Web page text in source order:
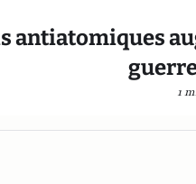
antiatomiques
1